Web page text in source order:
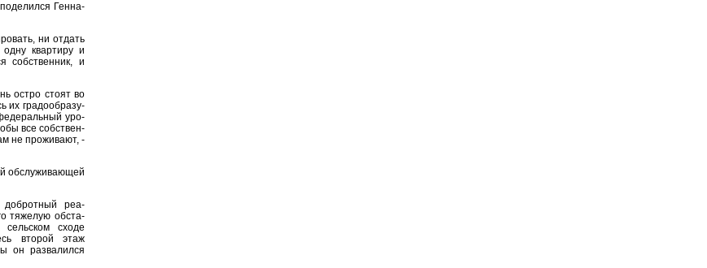
поделился Генна­
ни от­дать
квартиру и
собственник, и
остро стоят во
их градообразу­
уро­
все собствен­
не прожива­ют, -
обслуживаю­щей
добротный реа­
тяжелую обста­
сходе
второй этаж
он развалился